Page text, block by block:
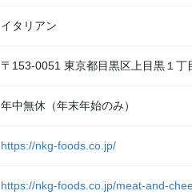
イタリアン
〒153-0051 東京都目黒区上目黒１
年中無休（年末年始のみ）
https://nkg-foods.co.jp/
https://nkg-foods.co.jp/meat-and-